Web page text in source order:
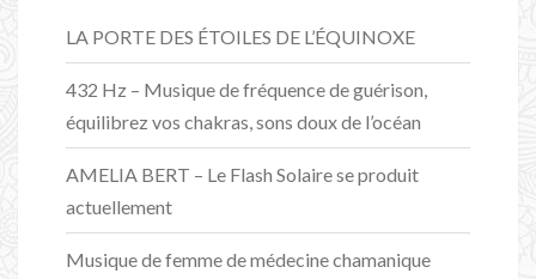
LA PORTE DES ÉTOILES DE L’ÉQUINOXE
432 Hz – Musique de fréquence de guérison,
équilibrez vos chakras, sons doux de l’océan
AMELIA BERT – Le Flash Solaire se produit
actuellement
Musique de femme de médecine chamanique